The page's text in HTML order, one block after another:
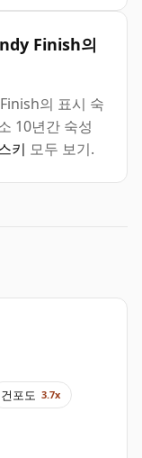
Finish의
의 표시 숙
10년간 숙성
키 모두 보기.
건포도 3.7x